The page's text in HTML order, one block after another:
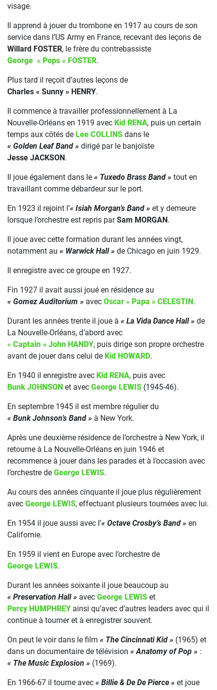
visage.
Il apprend à jouer du trombone en 1917 au cours de son
service dans l’US Army en France, recevant des leçons de
Willard FOSTER, le frère du contrebassiste
George « Pops » FOSTER.
Plus tard il reçoit d’autres leçons de
Charles « Sunny » HENRY.
Il commence à travailler professionnellement à La
Nouvelle-Orléans en 1919 avec Kid RENA, puis un certain
temps aux côtés de Lee COLLINS dans le
« Golden Leaf Band » dirigé par le banjoïste
Jesse JACKSON.
Il joue également dans le « Tuxedo Brass Band » tout en
travaillant comme débardeur sur le port.
En 1923 il rejoint l’« Isiah Morgan’s Band » et y demeure
lorsque l’orchestre est repris parSam MORGAN.
Il joue avec cette formation durant les années vingt,
notamment au « Warwick Hall » de Chicago en juin 1929.
Il enregistre avec ce groupe en 1927.
Fin 1927 il avait aussi joué en résidence au
« Gomez Auditorium » avec Oscar « Papa » CELESTIN.
Durant les années trente il joue à « La Vida Dance Hall » de
La Nouvelle-Orléans, d’abord avec
« Captain » John HANDY, puis dirige son propre orchestre
avant de jouer dans celui de Kid HOWARD.
En 1940 il enregistre avec Kid RENA, puis avec
Bunk JOHNSON et avec George LEWIS (1945-46).
En septembre 1945 il est membre régulier du
« Bunk Johnson’s Band » à New York.
Après une deuxième résidence de l’orchestre à New York, il
retourne à La Nouvelle-Orléans en juin 1946 et
recommence à jouer dans les parades et à l’occasion avec
l’orchestre de George LEWIS.
Au cours des années cinquante il joue plus régulièrement
avec George LEWIS, effectuant plusieurs tournées avec lui.
En 1954 il joue aussi avec l’« Octave Crosby’s Band » en
Californie.
En 1959 il vient en Europe avec l’orchestre de
George LEWIS.
Durant les années soixante il joue beaucoup au
« Preservation Hall » avec George LEWIS et
Percy HUMPHREY ainsi qu’avec d’autres leaders avec qui il
continue à tourner et à enregistrer souvent.
On peut le voir dans le film « The Cincinnati Kid » (1965) et
dans un documentaire de télévision « Anatomy of Pop » :
« The Music Explosion » (1969).
En 1966-67 il tourne avec « Billie & De De Pierce » et joue